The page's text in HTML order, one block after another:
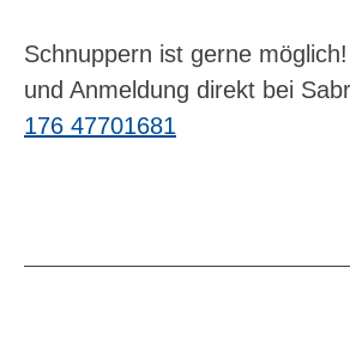
Schnuppern ist gerne
und Anmeldung direkt bei
176 47701681